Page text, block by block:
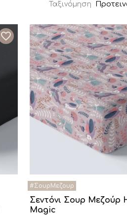
Ταξινόμηση
Σεντόνι Σουρ Μεζούρ
Magic